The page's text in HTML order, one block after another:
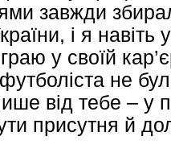
завжди
і я
у своїй
не
від тебе – у
присутня й